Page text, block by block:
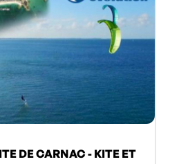
DE CARNAC - KITE ET